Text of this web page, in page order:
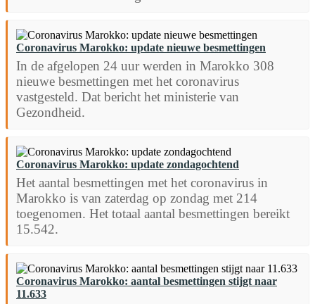
Coronavirus Marokko: update nieuwe besmettingen
In de afgelopen 24 uur werden in Marokko 308
nieuwe besmettingen met het coronavirus
vastgesteld. Dat bericht het ministerie van
Gezondheid.
Coronavirus Marokko: update zondagochtend
Het aantal besmettingen met het coronavirus in
Marokko is van zaterdag op zondag met 214
toegenomen. Het totaal aantal besmettingen bereikt
15.542.
Coronavirus Marokko: aantal besmettingen stijgt naar
11.633